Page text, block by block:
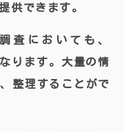
供できます。
査においても、
ります。大量の情
整理することがで